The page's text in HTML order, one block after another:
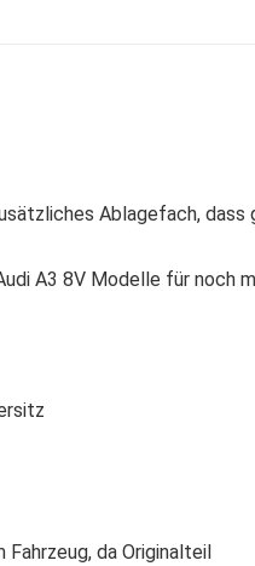
Ablagefach,
A3 8V Modelle für noch
da Originalteil